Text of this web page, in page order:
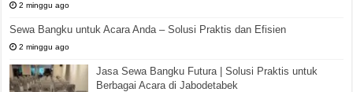
2 minggu ago
Sewa Bangku untuk Acara Anda – Solusi Praktis dan Efisien
2 minggu ago
Jasa Sewa Bangku Futura | Solusi Praktis untuk
Berbagai Acara di Jabodetabek